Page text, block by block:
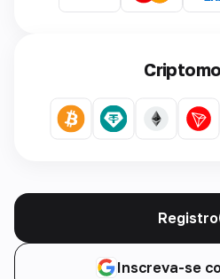
Registro
Inscreva-se